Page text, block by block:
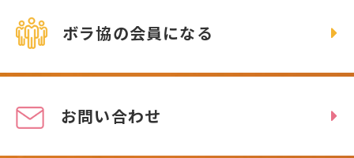
ボラ協の会員になる
お問い合わせ